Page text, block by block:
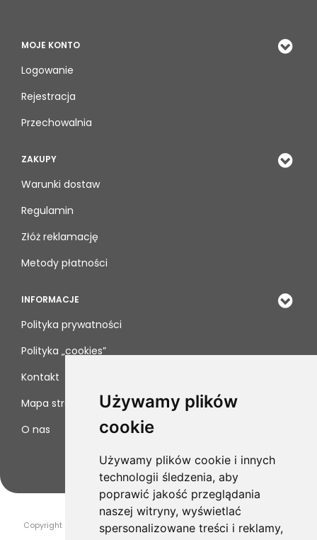
Używamy plików
cookie
Używamy plików cookie i innych
technologii śledzenia, aby
poprawić jakość przeglądania
naszej witryny, wyświetlać
spersonalizowane treści i reklamy,
MOJE KONTO
Logowanie
Rejestracja
Przechowalnia
ZAKUPY
Warunki dostaw
Regulamin
Złóż reklamację
Metody płatności
INFORMACJE
Polityka prywatności
Polityka „cookies”
Kontakt
Mapa strony
O nas
Copyright 2019-2025 Drogeria Novaya. Wszelkie prawa zastrzeżone.